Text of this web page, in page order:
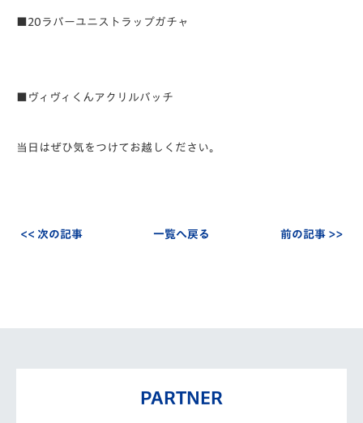
■20ラバーユニストラップガチャ
■ヴィヴィくんアクリルバッチ
当日はぜひ気をつけてお越しください。
<< 次の記事 一覧へ戻る 前の記事 >>
PARTNER